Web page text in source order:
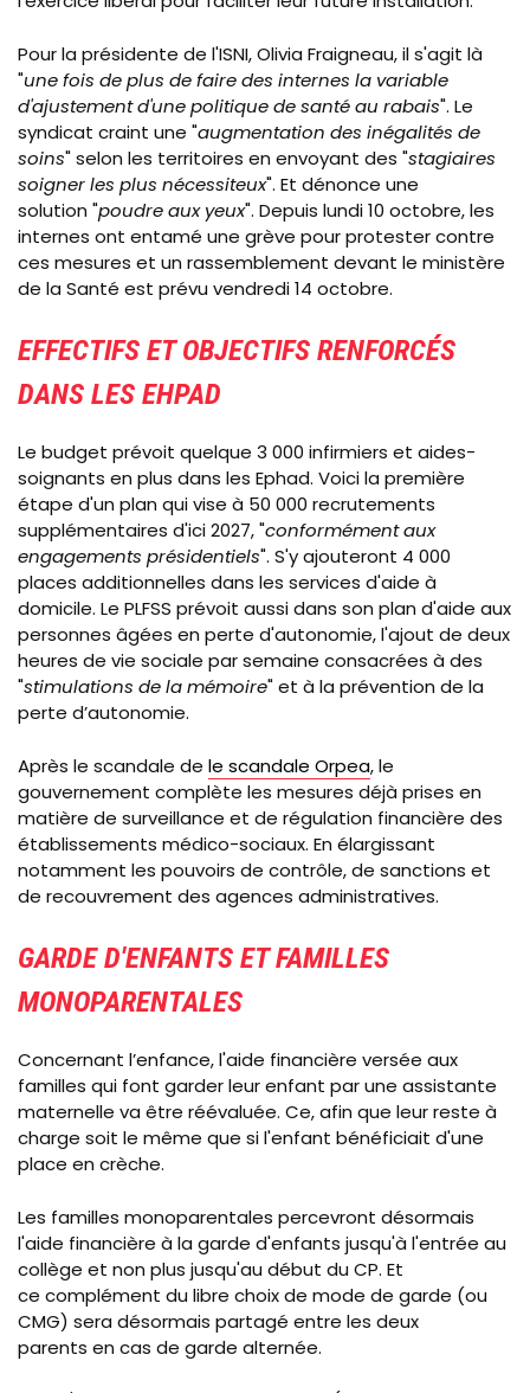
Pour la présidente de l'ISNI, Olivia Fraigneau, il s'agit là
"une fois de plus de faire des internes la variable
d'ajustement d'une politique de santé au rabais". Le
syndicat craint une "augmentation des inégalités de
soins" selon les territoires en envoyant des "stagiaires
soigner les plus nécessiteux". Et dénonce une
solution "poudre aux yeux". Depuis lundi 10 octobre, les
internes ont entamé une grève pour protester contre
ces mesures et un rassemblement devant le ministère
de la Santé est prévu vendredi 14 octobre.
EFFECTIFS ET OBJECTIFS RENFORCÉS
DANS LES EHPAD
Le budget prévoit quelque 3 000 infirmiers et aides-
soignants en plus dans les Ephad. Voici la première
étape d'un plan qui vise à 50 000 recrutements
supplémentaires d'ici 2027, "conformément aux
engagements présidentiels". S'y ajouteront 4 000
places additionnelles dans les services d'aide à
domicile. Le PLFSS prévoit aussi dans son plan d'aide aux
personnes âgées en perte d'autonomie, l'ajout de deux
heures de vie sociale par semaine consacrées à des
"stimulations de la mémoire" et à la prévention de la
perte d’autonomie.
Après le scandale de le scandale Orpea, le
gouvernement complète les mesures déjà prises en
matière de surveillance et de régulation financière des
établissements médico-sociaux. En élargissant
notamment les pouvoirs de contrôle, de sanctions et
de recouvrement des agences administratives.
GARDE D'ENFANTS ET FAMILLES
MONOPARENTALES
Concernant l’enfance, l'aide financière versée aux
familles qui font garder leur enfant par une assistante
maternelle va être réévaluée. Ce, afin que leur reste à
charge soit le même que si l'enfant bénéficiait d'une
place en crèche.
Les familles monoparentales percevront désormais
l'aide financière à la garde d'enfants jusqu'à l'entrée au
collège et non plus jusqu'au début du CP. Et
ce complément du libre choix de mode de garde (ou
CMG) sera désormais partagé entre les deux
parents en cas de garde alternée.